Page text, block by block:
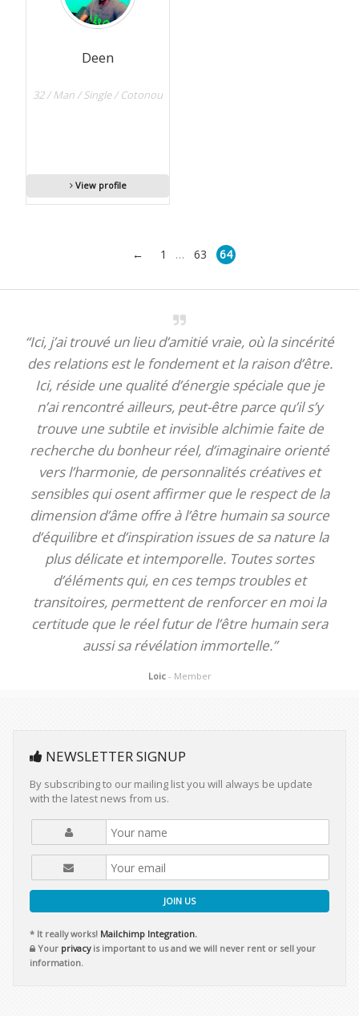
Deen
32 / Man / Single / Cotonou
View profile
← 1 … 63 64
“Ici, j’ai trouvé un lieu d’amitié vraie, où la sincérité
des relations est le fondement et la raison d’être.
Ici, réside une qualité d’énergie spéciale que je
n’ai rencontré ailleurs, peut-être parce qu’il s’y
trouve une subtile et invisible alchimie faite de
recherche du bonheur réel, d’imaginaire orienté
vers l’harmonie, de personnalités créatives et
sensibles qui osent affirmer que le respect de la
dimension d’âme offre à l’être humain sa source
d’équilibre et d’inspiration issues de sa nature la
plus délicate et intemporelle. Toutes sortes
d’éléments qui, en ces temps troubles et
transitoires, permettent de renforcer en moi la
certitude que le réel futur de l’être humain sera
aussi sa révélation immortelle.”
Loic - Member
NEWSLETTER SIGNUP
By subscribing to our mailing list you will always be update
with the latest news from us.
JOIN US
* It really works! Mailchimp Integration.
Your privacyis important to us and we will never rent or sell your
information.